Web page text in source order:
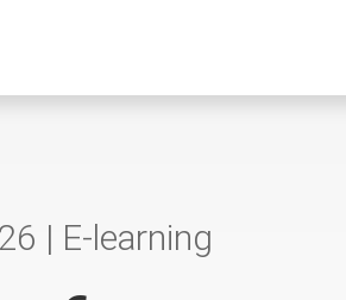
| E-learning